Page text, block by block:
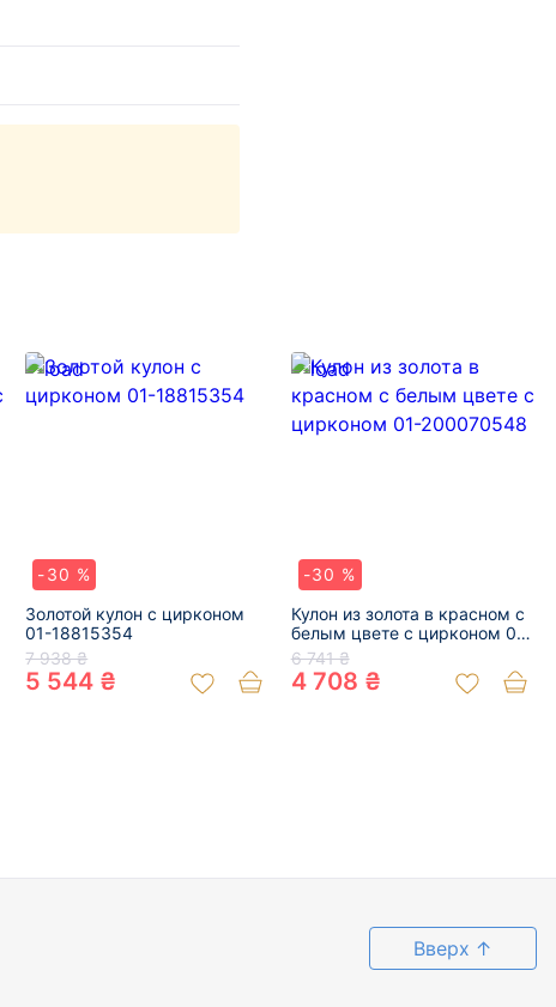
-30 %
Золотой кулон с цирконом
01-18815354
7 938 ₴
5 544 ₴
-30 %
Кулон из золота в красном с
белым цвете с цирконом 01-
200070548
6 741 ₴
4 708 ₴
Вверх ↑